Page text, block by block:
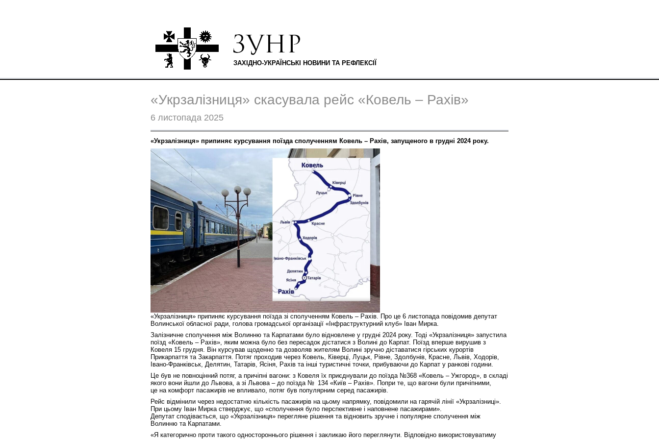
ЗАХІДНО-УКРАЇНСЬКІ НОВИНИ ТА РЕФЛЕКСІЇ
«Укрзалізниця» скасувала рейс «Ковель – Рахів»
6 листопада 2025
«Укрзалізниця» припиняє курсування поїзда сполученням Ковель – Рахів, запущеного в грудні 2024 року.
«Укрзалізниця» припиняє курсування поїзда зі сполученням Ковель – Рахів. Про це 6 листопада повідомив депутат
Волинської обласної ради, голова громадської організації «Інфраструктурний клуб» Іван Мирка.
Залізничне сполучення між Волинню та Карпатами було відновлене у грудні 2024 року. Тоді «Укрзалізниця» запустила
поїзд «Ковель – Рахів», яким можна було без пересадок дістатися з Волині до Карпат. Поїзд вперше вирушив з
Ковеля 15 грудня. Він курсував щоденно та дозволяв жителям Волині зручно діставатися гірських курортів
Прикарпаття та Закарпаття. Потяг проходив через Ковель, Ківерці, Луцьк, Рівне, Здолбунів, Красне, Львів, Ходорів,
Івано-Франківськ, Делятин, Татарів, Ясіня, Рахів та інші туристичні точки, прибуваючи до Карпат у ранкові години.
Це був не повноцінний потяг, а причіпні вагони: з Ковеля їх приєднували до поїзда №368 «Ковель – Ужгород», в складі
якого вони йшли до Львова, а зі Львова – до поїзда № 134 «Київ – Рахів». Попри те, що вагони були причіпними,
це на комфорт пасажирів не впливало, потяг був популярним серед пасажирів.
Рейс відмінили через недостатню кількість пасажирів на цьому напрямку, повідомили на гарячій лінії «Укрзалізниці».
При цьому Іван Мирка стверджує, що «сполучення було перспективне і наповнене пасажирами».
Депутат сподівається, що «Укрзалізниця» перегляне рішення та відновить зручне і популярне сполучення між
Волинню та Карпатами.
«Я категорично проти такого одностороннього рішення і закликаю його переглянути. Відповідно використовуватиму